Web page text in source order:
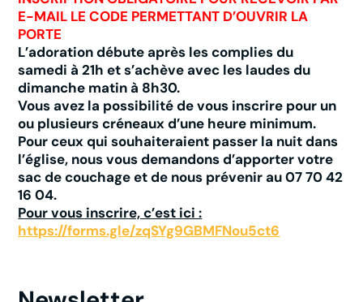
E-MAIL LE CODE PERMETTANT D’OUVRIR LA
PORTE
L’adoration débute après les complies du
samedi à 21h et s’achève avec les laudes du
dimanche matin à 8h30.
Vous avez la possibilité de vous inscrire pour un
ou plusieurs créneaux d’une heure minimum.
Pour ceux qui souhaiteraient passer la nuit dans
l’église, nous vous demandons d’apporter votre
sac de couchage et de nous prévenir au 07 70 42
16 04.
Pour vous inscrire, c’est ici :
https://forms.gle/zqSYg9GBMFNou5ct6